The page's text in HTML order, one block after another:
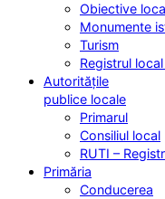
Obiective
Monumente
Turism
Registrul
Autoritățile
publice locale
Primarul
Consiliul local
RUTI –
Primăria
Conducerea